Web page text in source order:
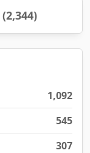
(2,344)
1,092
545
307